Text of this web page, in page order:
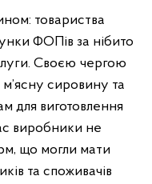
товариства
ФОПів за нібито
Своєю чергою
сировину та
для виготовлення
виробники не
що могли мати
та споживачів